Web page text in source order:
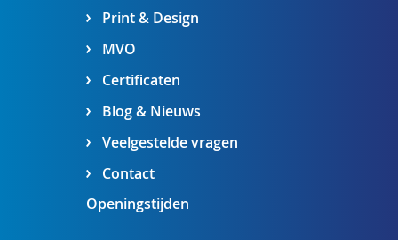
Print & Design
MVO
Certificaten
Blog & Nieuws
Veelgestelde vragen
Contact
Openingstijden